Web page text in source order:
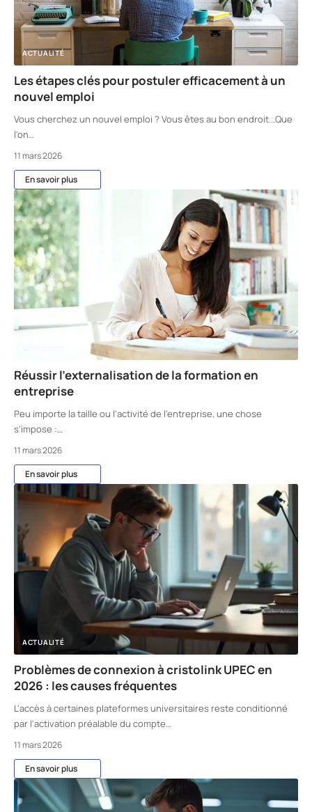
ACTUALITÉ
Les étapes clés pour postuler efficacement à un
nouvel emploi
Vous cherchez un nouvel emploi ? Vous êtes au bon endroit...Que
l'on
11 mars 2026
En savoir plus
Réussir l’externalisation de la formation en
entreprise
Peu importe la taille ou l'activité de l'entreprise, une chose
s'impose :…
11 mars 2026
En savoir plus
ACTUALITÉ
Problèmes de connexion à cristolink UPEC en
2026 : les causes fréquentes
L'accès à certaines plateformes universitaires reste conditionné
par l'activation préalable du compte…
11 mars 2026
En savoir plus